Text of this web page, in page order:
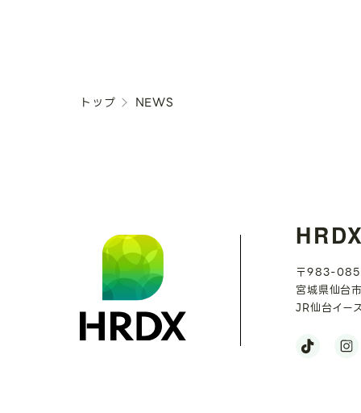
トップ NEWS
〒983-
宮城県仙台
JR仙台イー